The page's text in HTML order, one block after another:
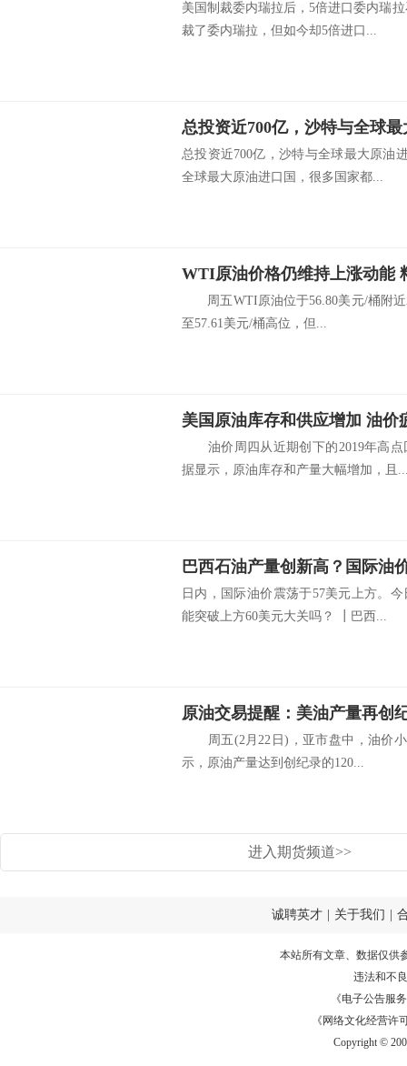
美国制裁委内瑞拉后，5倍进口委内瑞
裁了委内瑞拉，但如今却5倍进口...
总投资近700亿，沙特与全球
总投资近700亿，沙特与全球最大原油
全球最大原油进口国，很多国家都...
WTI原油价格仍维持上涨动能
周五WTI原油位于56.80美元/桶附近
至57.61美元/桶高位，但...
美国原油库存和供应增加 油价
油价周四从近期创下的2019年高点
据显示，原油库存和产量大幅增加，且
巴西石油产量创新高？国际油
日内，国际油价震荡于57美元上方。
能突破上方60美元大关吗？ ┃巴西...
原油交易提醒：美油产量再创
周五(2月22日)，亚市盘中，油价小
示，原油产量达到创纪录的120...
进入期货频道>>
诚聘英才 关于我们
本站所有文章、数据仅供
违法和不
《电子公告服务
《网络文化经营许
Copyright ©